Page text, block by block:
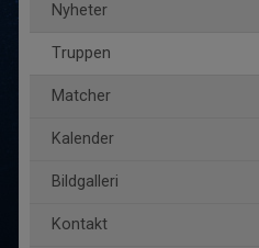
Nyheter
Truppen
Matcher
Kalender
Bildgalleri
Kontakt